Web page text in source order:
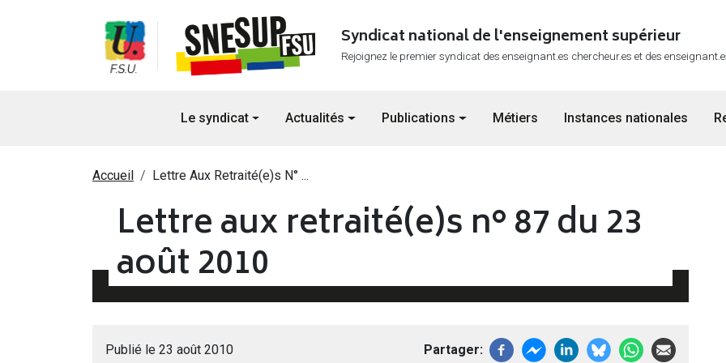
Syndicat national de l'enseignement supérieur
Rejoignez le premier syndicat des enseignant.es chercheur.es et des
Le syndicat Actualités Publications Métiers Instances nationales
Fil d'Ariane
Accueil Lettre Aux Retraité(e)s N° ...
Lettre aux retraité(e)s n° 87 du 23
août 2010
Publié le 23 août 2010 Partager